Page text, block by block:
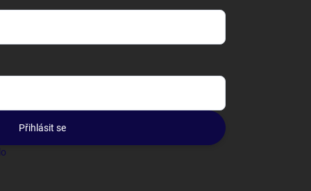
Přihlásit se